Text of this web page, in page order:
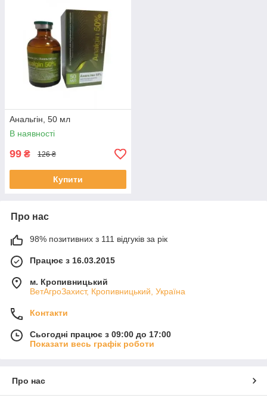
Анальгін, 50 мл
В наявності
99 ₴ 126 ₴
Купити
Про нас
98% позитивних з 111 відгуків за рік
Працює з 16.03.2015
м. Кропивницький
ВетАгроЗахист, Кропивницький, Україна
Контакти
Сьогодні працює з 09:00 до 17:00
Показати весь графік роботи
Про нас